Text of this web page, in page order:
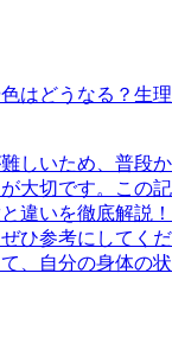
はどうなる？生理
しいため、普段か
大切です。この記
違いを徹底解説！
ひ参考にしてくだ
、自分の身体の状